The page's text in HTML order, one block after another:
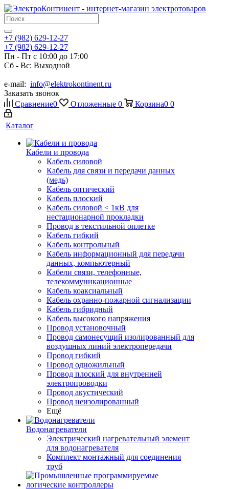
+7 (982) 629-12-27
+7 (982) 629-12-27
Пн - Пт с 10:00 до 17:00
Сб - Вс: Выходной
e-mail: info@elektrokontinent.ru
Заказать звонок
Сравнение0 Отложенные 0 Корзина0 0
Каталог
Кабели и провода
Кабель силовой
Кабель для связи и передачи данных
(медь)
Кабель оптический
Кабель плоский
Кабель силовой < 1кВ для
нестационарной прокладки
Провод в текстильной оплетке
Кабель гибкий
Кабель контрольный
Кабель информационный для передачи
данных, компьютерный
Кабели связи, телефонные,
телекоммуникационные
Кабель коаксиальный
Кабель охранно-пожарной сигнализации
Кабель гибридный
Кабель высокого напряжения
Провод установочный
Провод самонесущий изолированный для
воздушных линий электропередачи
Провод гибкий
Провод одножильный
Провод плоский для внутренней
электропроводки
Провод акустический
Провод неизолированный
Ещё
Водонагреватели
Электрический нагревательный элемент
для водонагревателя
Комплект монтажный для соединения
труб